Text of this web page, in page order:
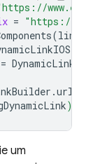
= "https://
(link
=
.url
)
um